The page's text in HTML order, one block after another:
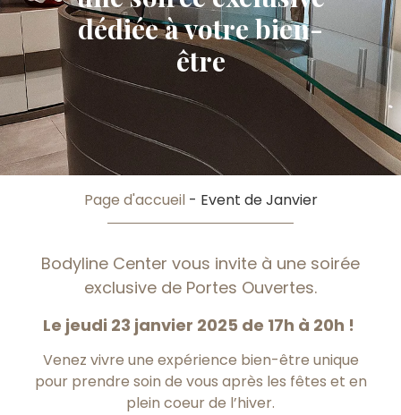
dédiée à votre bien-
être
Page d'accueil- Event de Janvier
Bodyline Center vous invite à une soirée
exclusive de Portes Ouvertes.
Le jeudi 23 janvier 2025 de 17h à 20h !
Venez vivre une expérience bien-être unique
pour prendre soin de vous après les fêtes et en
plein coeur de l’hiver.